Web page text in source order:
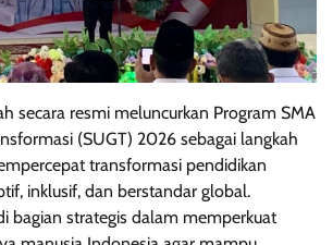
secara resmi meluncurkan Program SMA
(SUGT) 2026 sebagai langkah
transformasi pendidikan
inklusif, dan berstandar global.
bagian strategis dalam memperkuat